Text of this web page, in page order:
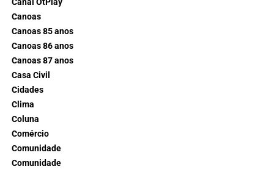
Canal OtPlay
Canoas
Canoas 85 anos
Canoas 86 anos
Canoas 87 anos
Casa Civil
Cidades
Clima
Coluna
Comércio
Comunidade
Comunidade